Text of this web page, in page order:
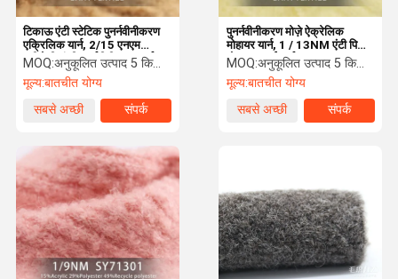
टिकाऊ एंटी स्टेटिक पुनर्नवीनीकरण
एक्रिलिक यार्न, 2/15 एनएम
नमीरोधी चंकी पुनर्नवीनीकरण यार्न
MOQ:अनुकूलित उत्पाद 5 किलो न्यूनतम आदेश, स्पॉट 1 किलो न्यूनतम आदेश
मूल्य:बातचीत योग्य
सबसे अच्छी
संपर्क
पुनर्नवीनीकरण मोज़े ऐक्रेलिक
मोहायर यार्न, 1 / 13NM एंटी पिलिंग
मोहायर बुनाई यार्न
MOQ:अनुकूलित उत्पाद 5 किलो न्यूनतम आदेश, स्पॉट 1 किलो न्यूनतम आदेश
मूल्य:बातचीत योग्य
सबसे अच्छी
संपर्क